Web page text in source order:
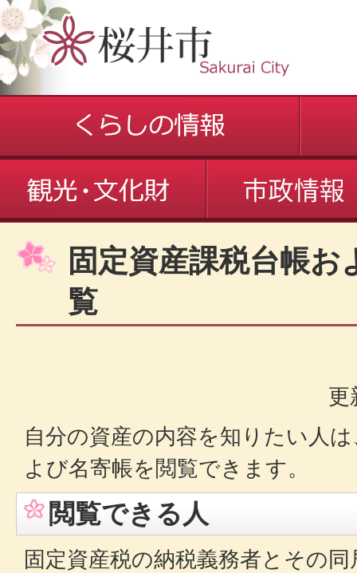
固定資産課税台帳お
覧
更
自分の資産の内容を知りたい人
よび名寄帳を閲覧できます。
閲覧できる人
固定資産税の納税義務者とその